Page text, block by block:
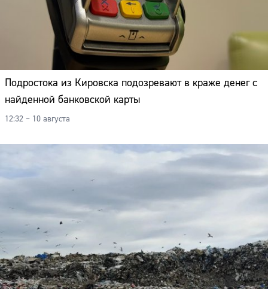
Подростока из Кировска подозревают в краже денег с
найденной банковской карты
12:32 – 10 августа